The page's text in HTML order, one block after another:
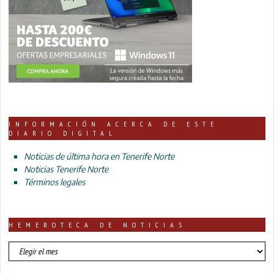
INFORMACIÓN ACERCA DE ESTE
DIARIO DIGITAL
Noticias de última hora en Tenerife Norte
Noticias Tenerife Norte
Términos legales
HEMEROTECA DE NOTICIAS
HEMEROTECA
DE